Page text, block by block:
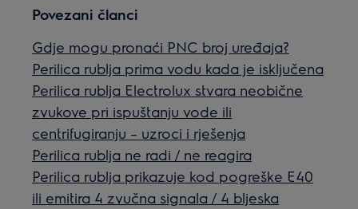
Povezani članci
Gdje mogu pronaći PNC broj uređaja?
Perilica rublja prima vodu kada je isključena
Perilica rublja Electrolux stvara neobične
zvukove pri ispuštanju vode ili
centrifugiranju – uzroci i rješenja
Perilica rublja ne radi / ne reagira
Perilica rublja prikazuje kod pogreške E40
ili emitira 4 zvučna signala / 4 bljeska